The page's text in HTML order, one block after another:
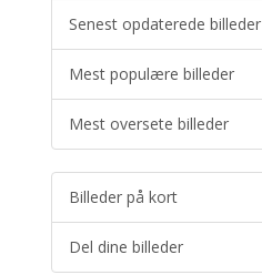
Senest opdaterede billeder
Mest populære billeder
Mest oversete billeder
Billeder på kort
Del dine billeder